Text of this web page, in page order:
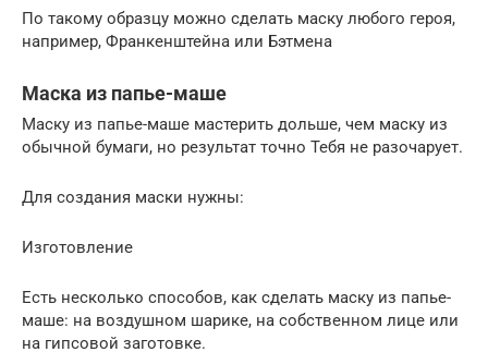
По такому образцу можно сделать маску любого героя,
например, Франкенштейна или Бэтмена
Маска из папье-маше
Маску из папье-маше мастерить дольше, чем маску из
обычной бумаги, но результат точно Тебя не разочарует.
Для создания маски нужны:
Изготовление
Есть несколько способов, как сделать маску из папье-
маше: на воздушном шарике, на собственном лице или
на гипсовой заготовке.